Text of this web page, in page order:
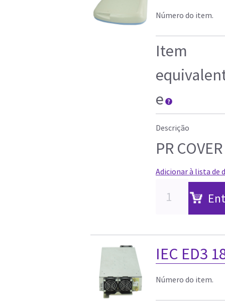
Número do item.
Item
e
Descrição
PR
Adicionar à lista de
IEC ED3
Número do item.